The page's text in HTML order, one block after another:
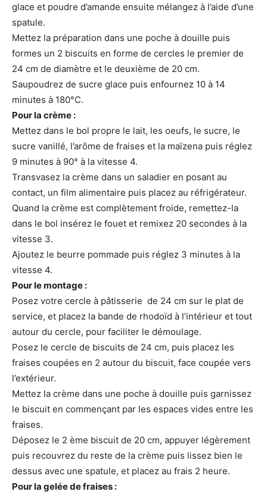
glace et poudre d’amande ensuite mélangez à l’aide d’une
spatule.
Mettez la préparation dans une poche à douille puis
formes un 2 biscuits en forme de cercles le premier de
24 cm de diamètre et le deuxième de 20 cm.
Saupoudrez de sucre glace puis enfournez 10 à 14
minutes à 180°C.
Pour la crème :
Mettez dans le bol propre le lait, les oeufs, le sucre, le
sucre vanillé, l’arôme de fraises et la maïzena puis réglez
9 minutes à 90° à la vitesse 4.
Transvasez la crème dans un saladier en posant au
contact, un film alimentaire puis placez au réfrigérateur.
Quand la crème est complètement froide, remettez-la
dans le bol insérez le fouet et remixez 20 secondes à la
vitesse 3.
Ajoutez le beurre pommade puis réglez 3 minutes à la
vitesse 4.
Pour le montage :
Posez votre cercle à pâtisserie de 24 cm sur le plat de
service, et placez la bande de rhodoïd à l’intérieur et tout
autour du cercle, pour faciliter le démoulage.
Posez le cercle de biscuits de 24 cm, puis placez les
fraises coupées en 2 autour du biscuit, face coupée vers
l’extérieur.
Mettez la crème dans une poche à douille puis garnissez
le biscuit en commençant par les espaces vides entre les
fraises.
Déposez le 2 ème biscuit de 20 cm, appuyer légèrement
puis recouvrez du reste de la crème puis lissez bien le
dessus avec une spatule, et placez au frais 2 heure.
Pour la gelée de fraises :